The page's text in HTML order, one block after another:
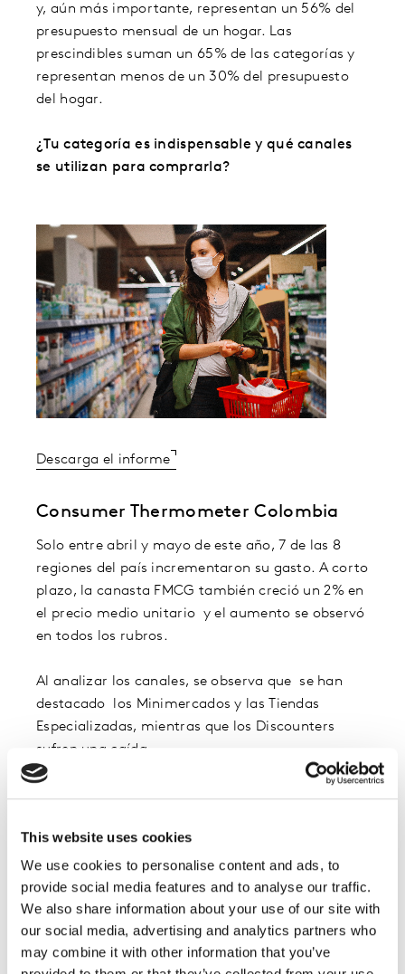
This website uses cookies
We use cookies to personalise content and ads, to
provide social media features and to analyse our traffic.
We also share information about your use of our site with
our social media, advertising and analytics partners who
may combine it with other information that you’ve
y, aún más importante, representan un 56% del
presupuesto mensual de un hogar. Las
prescindibles suman un 65% de las categorías y
representan menos de un 30% del presupuesto
del hogar.
¿Tu categoría es indispensable y qué canales
se utilizan para comprarla?
Descarga el informe
Consumer Thermometer Colombia
Solo entre abril y mayo de este año, 7 de las 8
regiones del país incrementaron su gasto. A corto
plazo, la canasta FMCG también creció un 2% en
el precio medio unitario y el aumento se observó
en todos los rubros.
Al analizar los canales, se observa que se han
destacado los Minimercados y las Tiendas
Especializadas, mientras que los Discounters
sufren una caída.